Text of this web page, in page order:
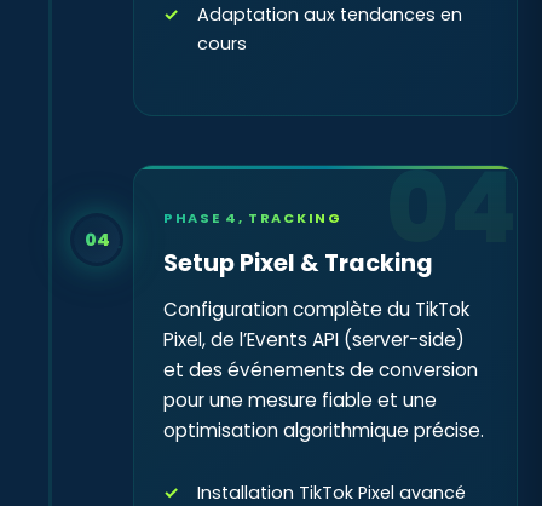
Adaptation aux tendances en
cours
04 04
PHASE 4, TRACKING
Setup Pixel & Tracking
Configuration complète du TikTok
Pixel, de l’Events API (server-side)
et des événements de conversion
pour une mesure fiable et une
optimisation algorithmique précise.
Installation TikTok Pixel avancé